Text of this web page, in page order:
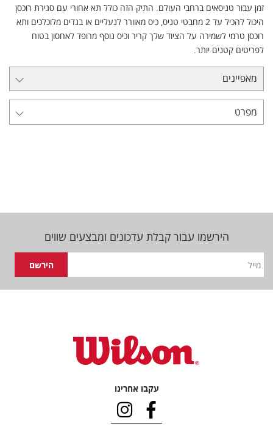
זמן עבור טניסאים ברחבי העולם. התיק הזה כולל תא אחורי עם סגירת רוכסן
היכול להכיל עד 2 מחבטי טניס, כיס מאוורר לנעליים או בגדים מלוכלכים ותא
רוכסן טרמי לשמירה על הציוד שלך קריר וכיס נוסף מרופד לאחסון בטוח
לפריטים קטנים יותר.
מאפיינים
מפרט
הירשמו עבור קבלת עדכונים ומבצעים שווים
עקבו אחרינו